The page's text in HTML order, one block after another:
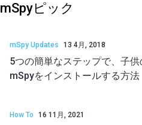
mSpyピック
mSpy Updates 13 4月, 2018
5つの簡単なステップで、子
mSpyをインストールする方法
How To 16 11月, 2021